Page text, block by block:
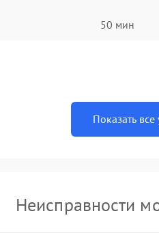
50 мин
Показать все
Неисправности